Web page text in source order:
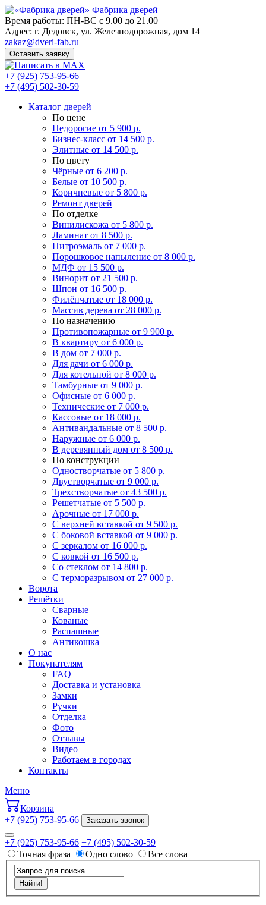
Фабрика дверей
Время работы: ПН-ВС с 9.00 до 21.00
Адрес: г. Дедовск, ул. Железнодорожная, дом 14
zakaz@dveri-fab.ru
Оставить заявку
+7 (925) 753-95-66
+7 (495) 502-30-59
Каталог дверей
По цене
Недорогие от 5 900 р.
Бизнес-класс от 14 500 р.
Элитные от 14 500 р.
По цвету
Чёрные от 6 200 р.
Белые от 10 500 р.
Коричневые от 5 800 р.
Ремонт дверей
По отделке
Винилискожа от 5 800 р.
Ламинат от 8 500 р.
Нитроэмаль от 7 000 р.
Порошковое напыление от 8 000 р.
МДФ от 15 500 р.
Винорит от 21 500 р.
Шпон от 16 500 р.
Филёнчатые от 18 000 р.
Массив дерева от 28 000 р.
По назначению
Противопожарные от 9 900 р.
В квартиру от 6 000 р.
В дом от 7 000 р.
Для дачи от 6 000 р.
Для котельной от 8 000 р.
Тамбурные от 9 000 р.
Офисные от 6 000 р.
Технические от 7 000 р.
Кассовые от 18 000 р.
Антивандальные от 8 500 р.
Наружные от 6 000 р.
В деревянный дом от 8 500 р.
По конструкции
Одностворчатые от 5 800 р.
Двустворчатые от 9 000 р.
Трехстворчатые от 43 500 р.
Решетчатые от 5 500 р.
Арочные от 17 000 р.
С верхней вставкой от 9 500 р.
С боковой вставкой от 9 000 р.
С зеркалом от 16 000 р.
С ковкой от 16 500 р.
Со стеклом от 14 800 р.
С терморазрывом от 27 000 р.
Ворота
Решётки
Сварные
Кованые
Распашные
Антикошка
О нас
Покупателям
FAQ
Доставка и установка
Замки
Ручки
Отделка
Фото
Отзывы
Видео
Работаем в городах
Контакты
Меню
Корзина
+7 (925) 753-95-66
Заказать звонок
+7 (925) 753-95-66 +7 (495) 502-30-59
Точная фраза
Одно слово Все слова